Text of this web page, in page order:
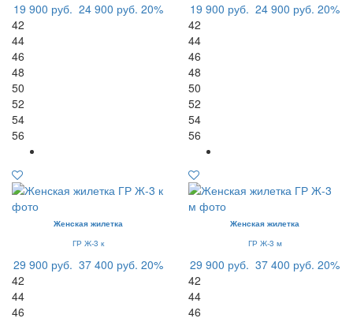
19 900 руб. 24 900 руб. 20%
42
44
46
48
50
52
54
56
19 900 руб. 24 900 руб. 20%
42
44
46
48
50
52
54
56
Женская жилетка
ГР Ж-3 к
29 900 руб. 37 400 руб. 20%
42
44
46
Женская жилетка
ГР Ж-3 м
29 900 руб. 37 400 руб. 20%
42
44
46